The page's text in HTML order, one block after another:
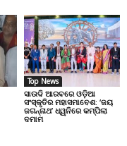
Top News
ସାଉଦି ଆରବରେ ଓଡ଼ିଆ
ସଂସ୍କୃତିର ମହାସମାବେଶ: ‘ଜୟ
ଜଗନ୍ନାଥ’ ଧ୍ୱନିରେ କମ୍ପିଲା
ଦମାମ